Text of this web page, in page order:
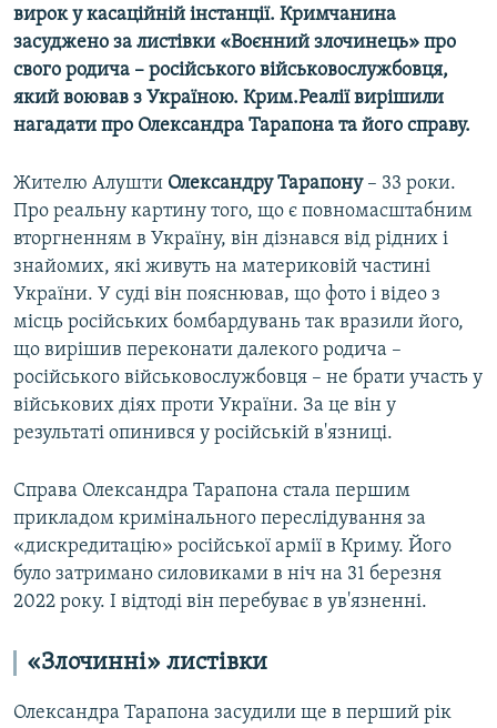
вирок у касаційній інстанції. Кримчанина
засуджено за листівки «Воєнний злочинець» про
свого родича – російського військовослужбовця,
який воював з Україною. Крим.Реалії вирішили
нагадати про Олександра Тарапона та його справу.
Жителю Алушти Олександру Тарапону– 33 роки.
Про реальну картину того, що є повномасштабним
вторгненням в Україну, він дізнався від рідних і
знайомих, які живуть на материковій частині
України. У суді він пояснював, що фото і відео з
місць російських бомбардувань так вразили його,
що вирішив переконати далекого родича –
російського військовослужбовця – не брати участь у
військових діях проти України. За це він у
результаті опинився у російській в'язниці.
Справа Олександра Тарапона стала першим
прикладом кримінального переслідування за
«дискредитацію» російської армії в Криму. Його
було затримано силовиками в ніч на 31 березня
2022 року. І відтоді він перебуває в ув'язненні.
«Злочинні» листівки
Олександра Тарапона засудили ще в перший рік